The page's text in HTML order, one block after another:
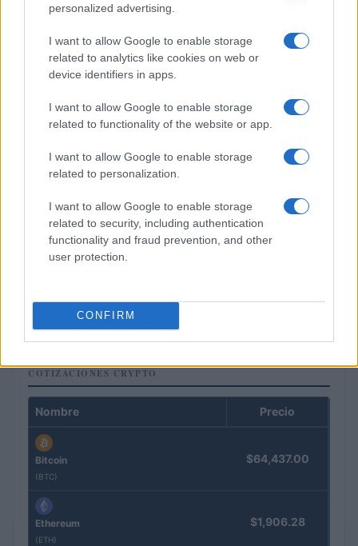
personalized advertising.
I want to allow Google to enable storage
related to analytics like cookies on web or
device identifiers in apps.
I want to allow Google to enable storage
related to functionality of the website or app.
I want to allow Google to enable storage
related to personalization.
I want to allow Google to enable storage
related to security, including authentication
functionality and fraud prevention, and other
user protection.
CONFIRM
Lucía Herrera · 4 Ago 2026
COTIZACIONES CRYPTO
Nombre Precio
Bitcoin
(BTC)
$64,437.00
Ethereum
(ETH)
$1,906.28